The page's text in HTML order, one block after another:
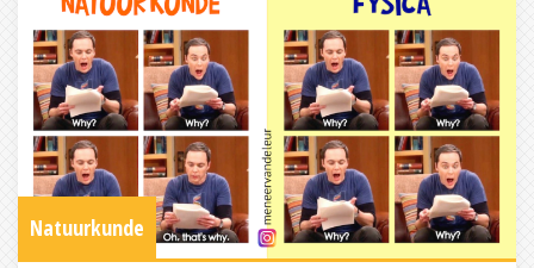
Natuurkunde